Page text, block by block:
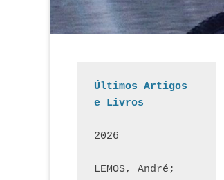
Últimos Artigos
e Livros
2026
LEMOS, André;